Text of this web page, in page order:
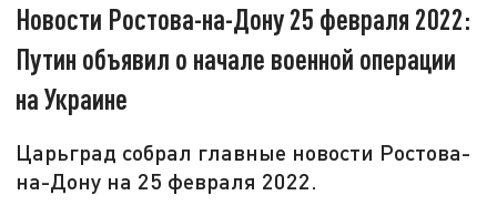
Новости Ростова-на-Дону 25 февраля 2022:
Путин объявил о начале военной операции
на Украине
Царьград собрал главные новости Ростова-
на-Дону на 25 февраля 2022.